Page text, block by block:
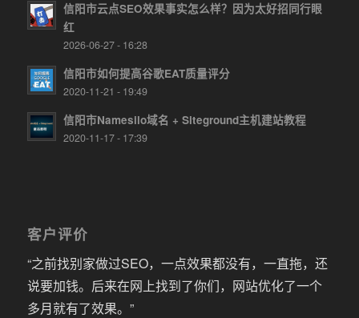
信阳市云点SEO效果事实怎么样？因为太好招同行眼
红
2026-06-27 - 16:28
信阳市如何提高谷歌EAT质量评分
2020-11-21 - 19:49
信阳市Namesilo域名 + Siteground主机建站教程
2020-11-17 - 17:39
客户评价
“之前找别家做过SEO，一点效果都没有，一直拖，还
说要加钱。后来在网上找到了你们，网站优化了一个
多月就有了效果。”